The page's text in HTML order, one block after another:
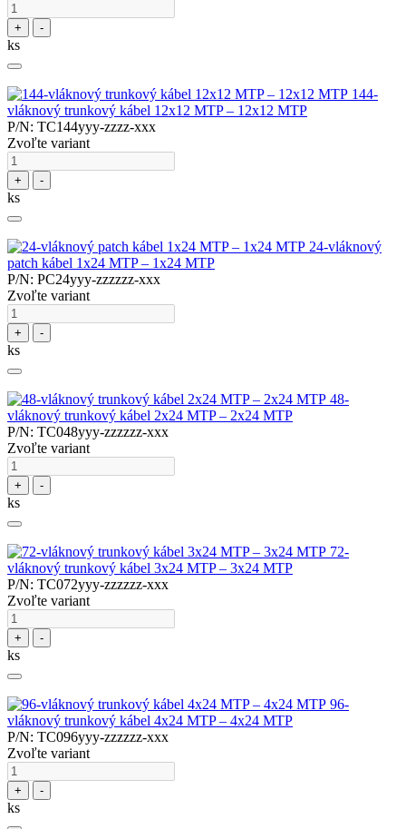
+ -
ks
144-
vláknový trunkový kábel 12x12 MTP – 12x12 MTP
P/N: TC144yyy-zzzz-xxx
Zvoľte variant
+ -
ks
24-vláknový
patch kábel 1x24 MTP – 1x24 MTP
P/N: PC24yyy-zzzzzz-xxx
Zvoľte variant
+ -
ks
48-
vláknový trunkový kábel 2x24 MTP – 2x24 MTP
P/N: TC048yyy-zzzzzz-xxx
Zvoľte variant
+ -
ks
72-
vláknový trunkový kábel 3x24 MTP – 3x24 MTP
P/N: TC072yyy-zzzzzz-xxx
Zvoľte variant
+ -
ks
96-
vláknový trunkový kábel 4x24 MTP – 4x24 MTP
P/N: TC096yyy-zzzzzz-xxx
Zvoľte variant
+ -
ks